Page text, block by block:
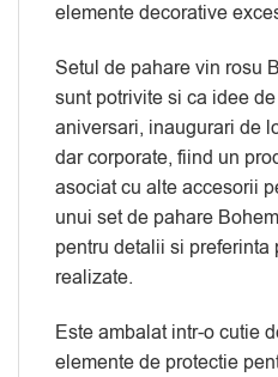
elemente decorative
Setul de pahare vin rosu
sunt potrivite si ca idee
aniversari, inaugurari de
dar corporate, fiind un
asociat cu alte accesorii
unui set de pahare
pentru detalii si
realizate.
Este ambalat intr-o cutie
elemente de protectie